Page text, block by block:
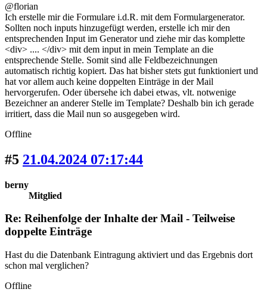
@florian
Ich erstelle mir die Formulare i.d.R. mit dem Formulargenerator.
Sollten noch inputs hinzugefügt werden, erstelle ich mir den
entsprechenden Input im Generator und ziehe mir das komplette
<div> .... </div> mit dem input in mein Template an die
entsprechende Stelle. Somit sind alle Feldbezeichnungen
automatisch richtig kopiert. Das hat bisher stets gut funktioniert und
hat vor allem auch keine doppelten Einträge in der Mail
hervorgerufen. Oder übersehe ich dabei etwas, vlt. notwenige
Bezeichner an anderer Stelle im Template? Deshalb bin ich gerade
irritiert, dass die Mail nun so ausgegeben wird.
Offline
#5 21.04.2024 07:17:44
berny
Mitglied
Re: Reihenfolge der Inhalte der Mail - Teilweise
doppelte Einträge
Hast du die Datenbank Eintragung aktiviert und das Ergebnis dort
schon mal verglichen?
Offline